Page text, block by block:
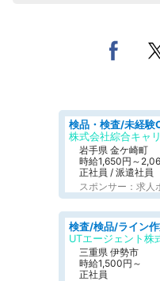
株式会社綜合キャ
岩手県 金ケ崎町
時給1,650円～
正社員 / 派遣社員
スポンサー：求人
UTエージェント株
三重県 伊勢市
時給1,500円～
正社員